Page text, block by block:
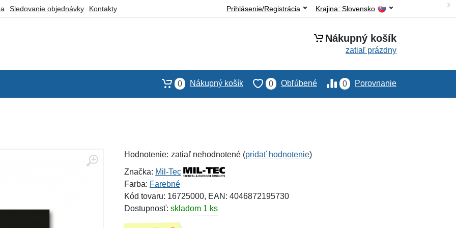
Sledovanie objednávky Kontakty Krajina: Slovensko
Prihlásenie/Registrácia
Nákupný košík
zatiaľ prázdny
0 Porovnanie
0 Obľúbené
0 Nákupný košík
Hodnotenie: zatiaľ nehodnotené (pridať hodnotenie)
Značka: Mil-Tec
Farba: Farebné
Kód tovaru: 16725000, EAN: 4046872195730
Dostupnosť: skladom 1 ks